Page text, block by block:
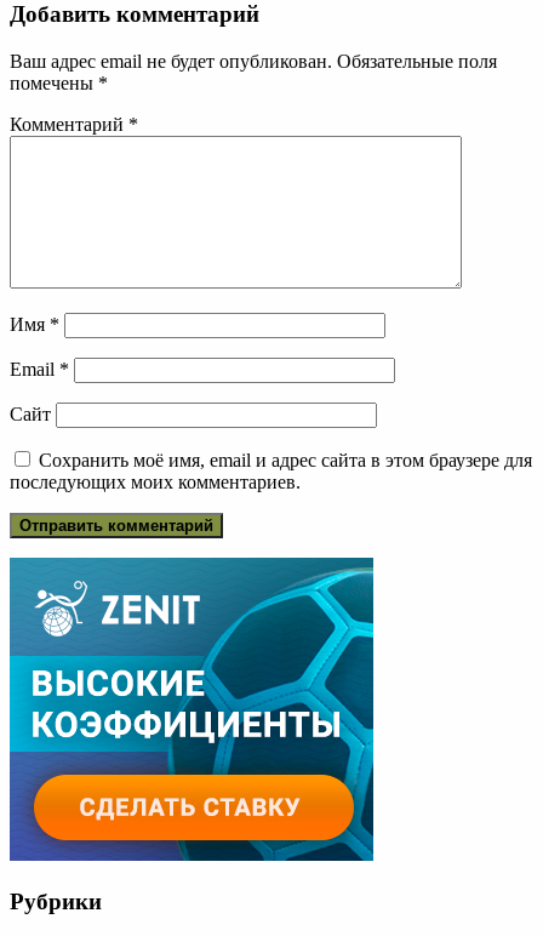
Добавить комментарий
Ваш адрес email не будет опубликован. Обязательные поля
помечены *
Комментарий *
Имя *
Email *
Сайт
Сохранить моё имя, email и адрес сайта в этом браузере для
последующих моих комментариев.
Рубрики